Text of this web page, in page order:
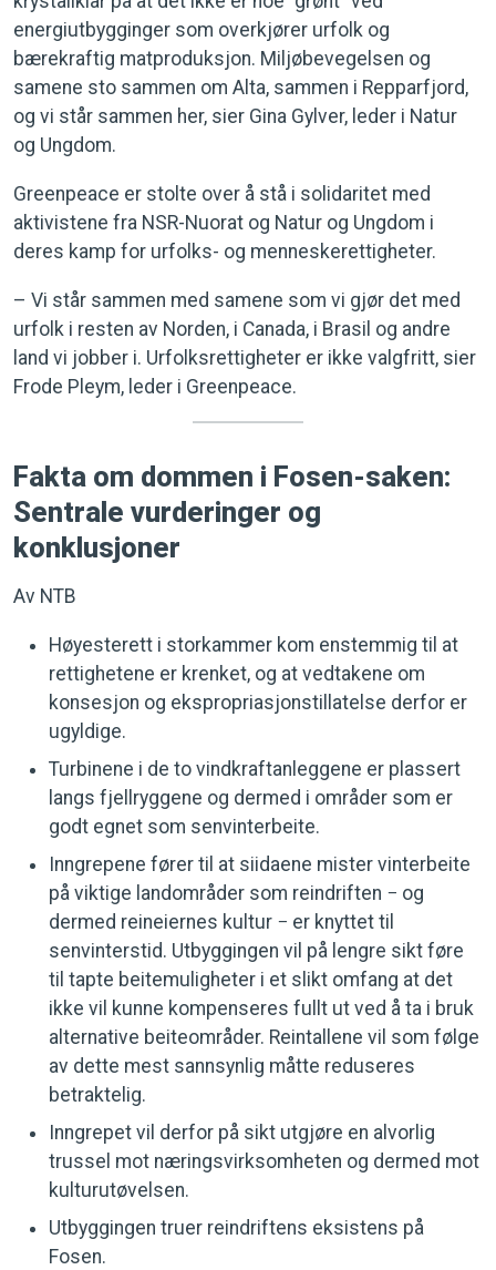
energiutbygginger som overkjører urfolk og
bærekraftig matproduksjon. Miljøbevegelsen og
samene sto sammen om Alta, sammen i Repparfjord,
og vi står sammen her, sier Gina Gylver, leder i Natur
og Ungdom.
Greenpeace er stolte over å stå i solidaritet med
aktivistene fra NSR-Nuorat og Natur og Ungdom i
deres kamp for urfolks- og menneskerettigheter.
– Vi står sammen med samene som vi gjør det med
urfolk i resten av Norden, i Canada, i Brasil og andre
land vi jobber i. Urfolksrettigheter er ikke valgfritt, sier
Frode Pleym, leder i Greenpeace.
Fakta om dommen i Fosen-saken:
Sentrale vurderinger og
konklusjoner
Av NTB
Høyesterett i storkammer kom enstemmig til at
rettighetene er krenket, og at vedtakene om
konsesjon og ekspropriasjonstillatelse derfor er
ugyldige.
Turbinene i de to vindkraftanleggene er plassert
langs fjellryggene og dermed i områder som er
godt egnet som senvinterbeite.
Inngrepene fører til at siidaene mister vinterbeite
på viktige landområder som reindriften − og
dermed reineiernes kultur − er knyttet til
senvinterstid. Utbyggingen vil på lengre sikt føre
til tapte beitemuligheter i et slikt omfang at det
ikke vil kunne kompenseres fullt ut ved å ta i bruk
alternative beiteområder. Reintallene vil som følge
av dette mest sannsynlig måtte reduseres
betraktelig.
Inngrepet vil derfor på sikt utgjøre en alvorlig
trussel mot næringsvirksomheten og dermed mot
kulturutøvelsen.
Utbyggingen truer reindriftens eksistens på
Fosen.